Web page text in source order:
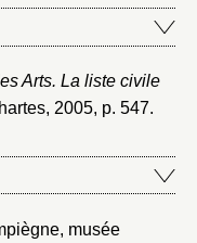
Arts. La liste civile
2005, p. 547.
musée